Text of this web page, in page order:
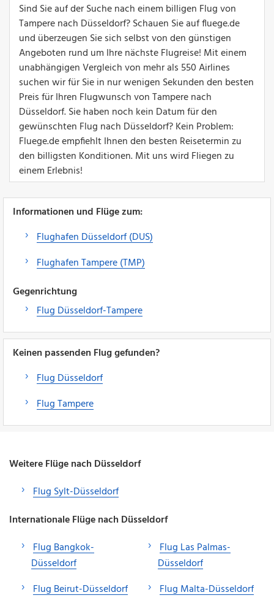
Sind Sie auf der Suche nach einem billigen Flug von
Tampere nach Düsseldorf? Schauen Sie auf fluege.de
und überzeugen Sie sich selbst von den günstigen
Angeboten rund um Ihre nächste Flugreise! Mit einem
unabhängigen Vergleich von mehr als 550 Airlines
suchen wir für Sie in nur wenigen Sekunden den besten
Preis für Ihren Flugwunsch von Tampere nach
Düsseldorf. Sie haben noch kein Datum für den
gewünschten Flug nach Düsseldorf? Kein Problem:
Fluege.de empfiehlt Ihnen den besten Reisetermin zu
den billigsten Konditionen. Mit uns wird Fliegen zu
einem Erlebnis!
Informationen und Flüge zum:
Flughafen Düsseldorf (DUS)
Flughafen Tampere (TMP)
Gegenrichtung
Flug Düsseldorf-Tampere
Keinen passenden Flug gefunden?
Flug Düsseldorf
Flug Tampere
Weitere Flüge nach Düsseldorf
Flug Sylt-Düsseldorf
Internationale Flüge nach Düsseldorf
Flug Bangkok-
Düsseldorf
Flug Beirut-Düsseldorf
Flug Las Palmas-
Düsseldorf
Flug Malta-Düsseldorf